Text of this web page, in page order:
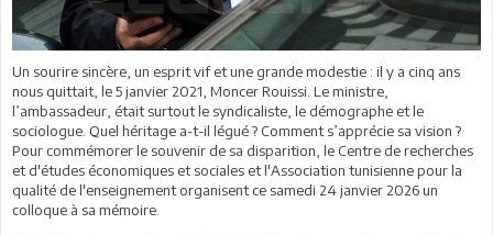
Un sourire sincère, un esprit vif et une grande modestie : il y a cinq ans
nous quittait, le 5 janvier 2021, Moncer Rouissi. Le ministre,
l’ambassadeur, était surtout le syndicaliste, le démographe et le
sociologue. Quel héritage a-t-il légué ? Comment s’apprécie sa vision ?
Pour commémorer le souvenir de sa disparition, le Centre de recherches
et d'études économiques et sociales et l'Association tunisienne pour la
qualité de l'enseignement organisent ce samedi 24 janvier 2026 un
colloque à sa mémoire.